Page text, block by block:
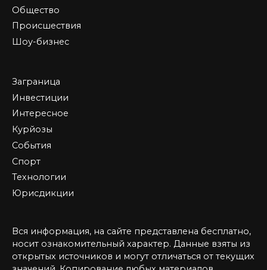
Общество
Происшествия
Шоу-бизнес
Заграница
Инвестиции
Интересное
Курйозы
События
Спорт
Технологии
Юрисдикции
Вся информация, на сайте представлена бесплатно,
носит ознакомительный характер. Данные взяты из
открытых источников и могут отличаться от текущих